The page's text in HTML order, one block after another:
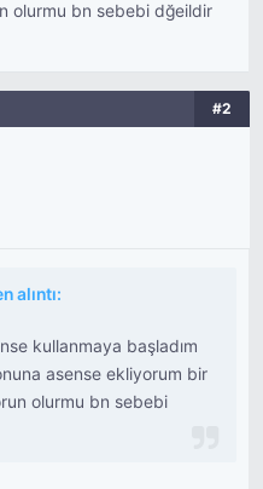
olurmu bn sebebi dğeildir
#2
alıntı:
kullanmaya başladım
asense ekliyorum bir
olurmu bn sebebi